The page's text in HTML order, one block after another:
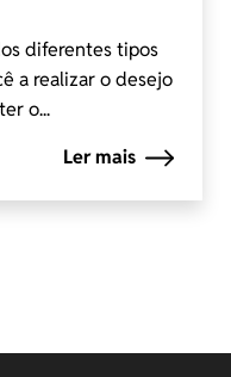
diferentes tipos
a realizar o desejo
o...
Ler mais